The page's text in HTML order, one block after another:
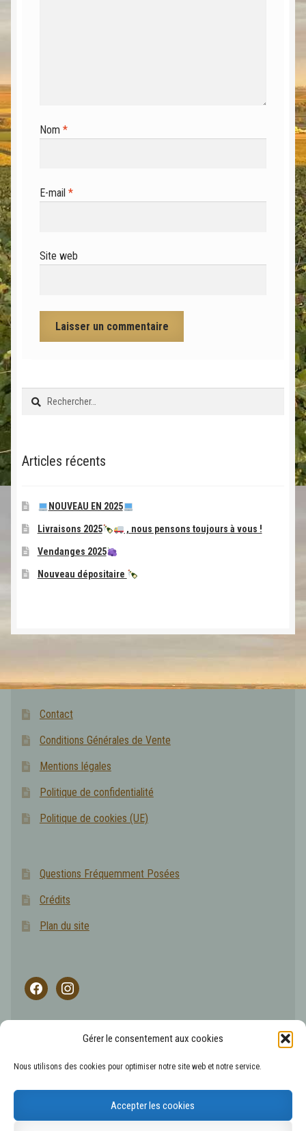
Gérer le consentement aux cookies
Nous utilisons des cookies pour optimiser notre site web et notre service.
Accepter les cookies
Nom *
E-mail *
Site web
Rechercher :
Articles récents
NOUVEAU EN 2025
Livraisons 2025 , nous pensons toujours à vous !
Vendanges 2025
Nouveau dépositaire
Contact
Conditions Générales de Vente
Mentions légales
Politique de confidentialité
Politique de cookies (UE)
Questions Fréquemment Posées
Crédits
Plan du site
facebookinstagram
L'abus d'alcool est dangereux pour la santé, les boissons